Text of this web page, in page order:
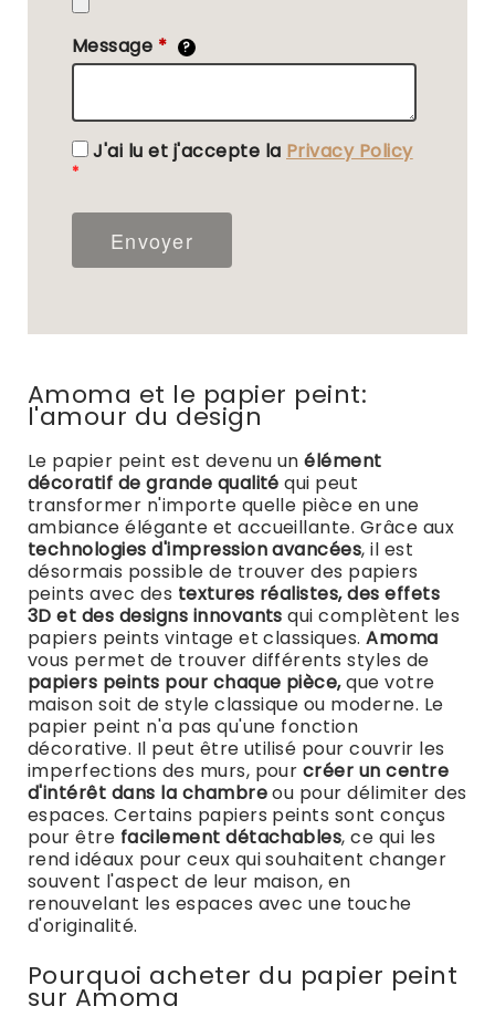
Message * ?
J'ai lu et j'accepte la Privacy Policy
Envoyer
Amoma et le papier peint:
l'amour du design
Le papier peint est devenu unélément
décoratif de grande qualitéqui peut
transformer n'importe quelle pièce en une
ambiance élégante et accueillante. Grâce aux
technologies d'impression avancées, il est
désormais possible de trouver des papiers
peints avec des textures réalistes, des effets
3D et des designs innovants qui complètent les
papiers peints vintage et classiques.Amoma
vous permet de trouver différents styles de
papiers peints pour chaque pièce,que votre
maison soit de style classique ou moderne. Le
papier peint n'a pas qu'une fonction
décorative. Il peut être utilisé pour couvrir les
imperfections des murs, pour créer un centre
d'intérêt dans la chambreou pour délimiter des
espaces.Certains papiers peints sont conçus
pour être facilement détachables, ce qui les
rend idéaux pour ceux qui souhaitent changer
souvent l'aspect de leur maison, en
renouvelant les espaces avec une touche
d'originalité.
Pourquoi acheter du papier peint
sur Amoma